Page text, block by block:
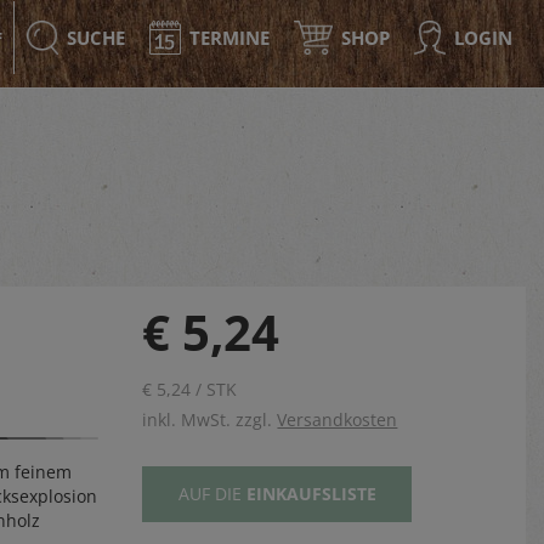
SUCHE TERMINE SHOP LOGIN
feinem
€ 5,24
€ 5,24 / STK
inkl. MwSt. zzgl.Versandkosten
AUF DIE EINKAUFSLISTE